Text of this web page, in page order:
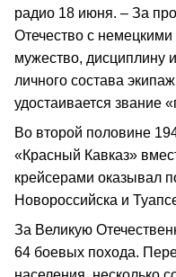
радио 18 июня. – За
Отечество с немецкими
мужество, дисциплину
личного состава
удостаивается звание
Во второй половине
«Красный Кавказ»
крейсерами оказывал
Новороссийска и
За Великую
64 боевых похода.